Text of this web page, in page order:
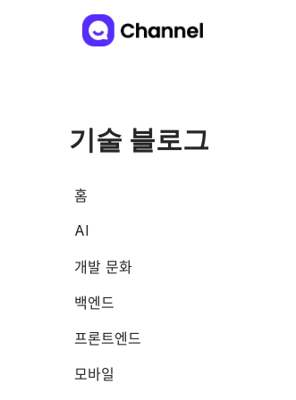
기술 블로그
홈
AI
개발 문화
백엔드
프론트엔드
모바일